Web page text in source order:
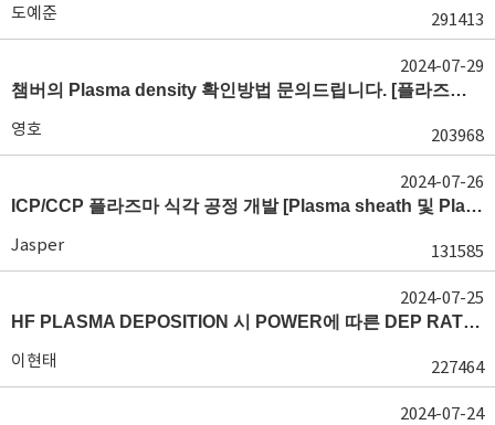
도예준 291413
챔버의 Plasma density 확인방법 문의드립니다. [플라즈마 모니터링, OES, LP]
영호 203968
2024-07-29
ICP/CCP 플라즈마 식각 공정 개발 [Plasma sheath 및 Plasma generation]
Jasper 131585
2024-07-26
HF PLASMA DEPOSITION 시 POWER에 따른 DEP RATE 변화 [장비 플라즈마, Rate constant]
이현태 227464
2024-07-25
2024-07-24